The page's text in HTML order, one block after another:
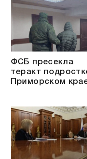
ФСБ пресекла
теракт
Приморском